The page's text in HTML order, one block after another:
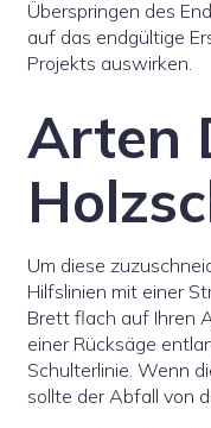
Überspringen des
auf das endgültige
Projekts auswirken.
Arten
Um diese
Hilfslinien mit einer
Brett flach auf Ihren
einer Rücksäge
Schulterlinie. Wenn
sollte der Abfall von